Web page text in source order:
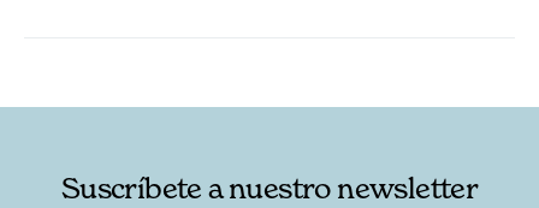
Suscríbete a nuestro newsletter